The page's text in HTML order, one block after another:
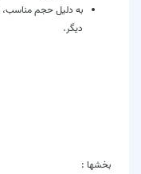
به دلیل حجم مناسب،
دیگر.
بخشها :